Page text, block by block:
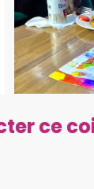
ce